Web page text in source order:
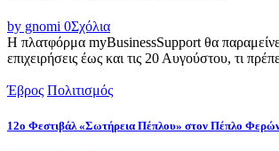
by gnomi 0Σχόλια
Η πλατφόρμα myBusinessSupport θα παραμείνει
επιχειρήσεις έως και τις 20 Αυγούστου, τι
Έβρος Πολιτισμός
12ο Φεστιβάλ «Σωτήρεια Πέπλου» στον Πέπλο